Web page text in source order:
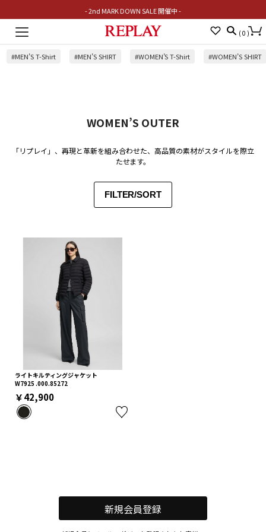
- 2nd MARK DOWN SALE 開催中 -
Toggle
( 0 )
#MEN’S T-Shirt #MEN’S SHIRT #WOMEN’S T-Shirt #WOMEN’S SHIRT
WOMEN’S OUTER
「リプレイ」、再現と革新を組み合わせた、高品質の素材がスタイルを際立
たせます。
FILTER/SORT
ライトキルティングジャケット
W7925 .000.85272
￥42,900
新規会員登録